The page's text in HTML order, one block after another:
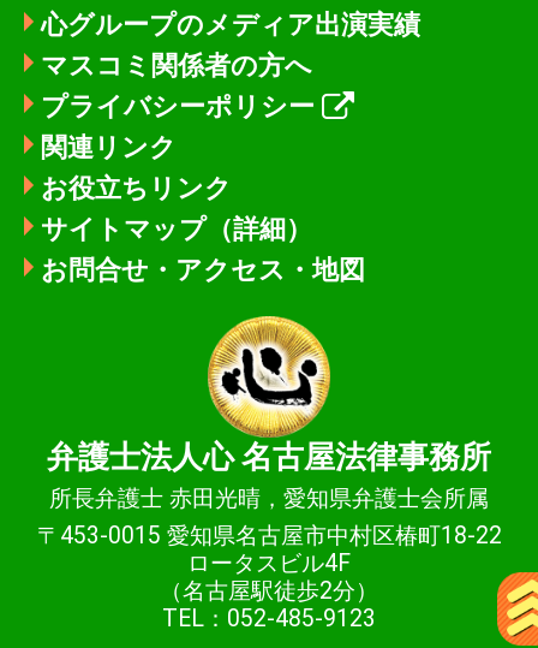
心グループのメディア出演実績
マスコミ関係者の方へ
プライバシーポリシー
関連リンク
お役立ちリンク
サイトマップ（詳細）
お問合せ・アクセス・地図
弁護士法人心名古屋法律事務所
所長弁護士 赤田光晴，愛知県弁護士会所属
〒453-0015 愛知県名古屋市中村区椿町18-22
ロータスビル4F
（名古屋駅徒歩2分）
TEL：052-485-9123